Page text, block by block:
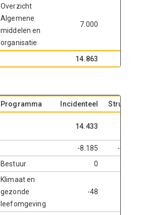
Overzicht
Algemene
middelen en
organisatie
7.000
14.863
Programma Incidenteel
14.433
-8.185
-
Bestuur 0
Klimaat en
gezonde
leefomgeving
-48